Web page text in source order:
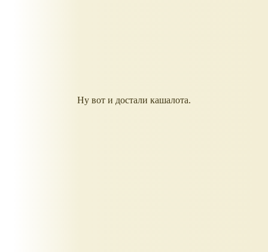
Ну вот и достали кашалота.